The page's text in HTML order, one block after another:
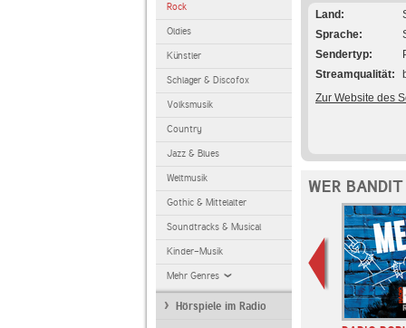
Rock
Oldies
Künstler
Schlager & Discofox
Volksmusik
Country
Jazz & Blues
Weltmusik
Gothic & Mittelalter
Soundtracks & Musical
Kinder-Musik
Mehr Genres
Hörspiele im Radio
Land
Sprache
Sendertyp
Streamqualität
Zur Website des
WER